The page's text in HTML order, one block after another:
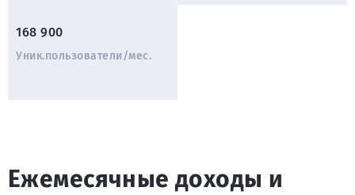
168 900
Уник.пользователи/мес.
Ежемесячные доходы и